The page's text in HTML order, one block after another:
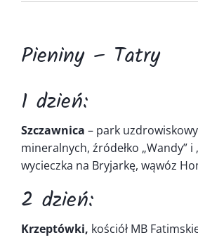
Pieniny – Tatry
1 dzień:
Szczawnica – park
mineralnych, źródełko „Wandy” i
wycieczka na Bryjarkę, wąwóz
2 dzień:
Krzeptówki, kościół MB